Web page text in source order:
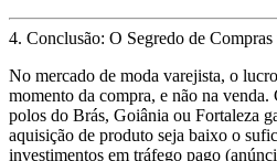
4. Conclusão: O Segredo de
No mercado de moda varejista, o
momento da compra, e não na
polos do Brás, Goiânia ou Fortaleza
aquisição de produto seja baixo o
investimentos em tráfego pago